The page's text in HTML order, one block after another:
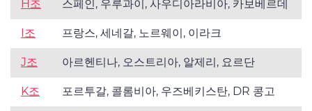
H조 스페인, 우루과이, 사우디아라비아, 카보베르데
I조 프랑스, 세네갈, 노르웨이, 이라크
J조 아르헨티나, 오스트리아, 알제리, 요르단
K조 포르투갈, 콜롬비아, 우즈베키스탄, DR 콩고